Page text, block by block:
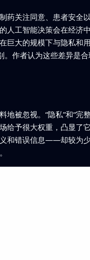
药关注同意、患者安全
人工智能决策会在经济
巨大的规模下与隐私和
。作者认为这些差异
被忽视。“隐私”和“完
予很大权重，凸显了
和错误信息——却较为